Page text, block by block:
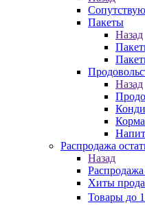
Пакеты
Назад
Назад
Распродажа
Назад
Распродажа
Хиты
Товары до